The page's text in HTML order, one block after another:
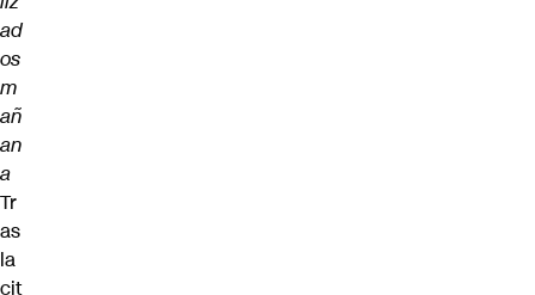
ad
os
m
añ
an
a
Tr
as
la
cit